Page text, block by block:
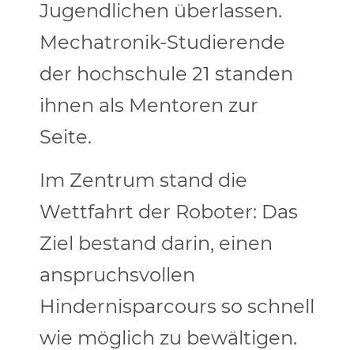
Jugendlichen überlassen.
Mechatronik-Studierende
der hochschule 21 standen
ihnen als Mentoren zur
Seite.
Im Zentrum stand die
Wettfahrt der Roboter: Das
Ziel bestand darin, einen
anspruchsvollen
Hindernisparcours so schnell
wie möglich zu bewältigen.